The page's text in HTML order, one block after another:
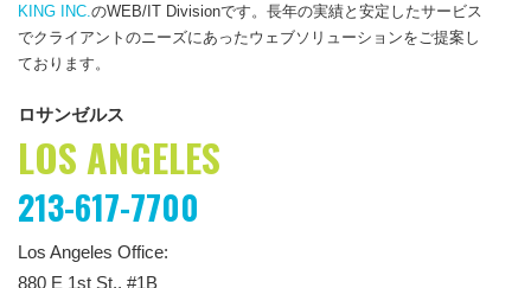
KING INC. のWEB/IT Divisionです。長年の実績と安定したサービス
でクライアントのニーズにあったウェブソリューションをご提案し
ております。
ロサンゼルス
LOS ANGELES
213-617-7700
Los Angeles Office:
880 E 1st St., #1B